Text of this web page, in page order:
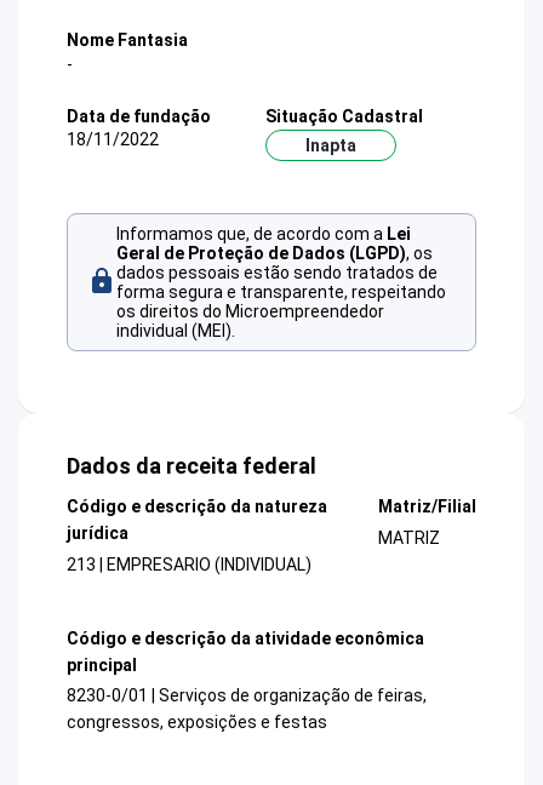
Nome Fantasia
-
Data de fundação
18/11/2022
Situação Cadastral
Inapta
Informamos que, de acordo com a Lei
Geral de Proteção de Dados (LGPD), os
dados pessoais estão sendo tratados de
forma segura e transparente, respeitando
os direitos do Microempreendedor
individual (MEI).
Dados da receita federal
Código e descrição da natureza
jurídica
213 | EMPRESARIO (INDIVIDUAL)
Matriz/Filial
MATRIZ
Código e descrição da atividade econômica
principal
8230-0/01 | Serviços de organização de feiras,
congressos, exposições e festas